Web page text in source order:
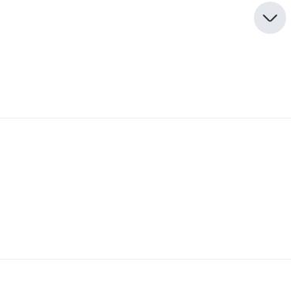
ای آی بگیرند. همچنین، اوربوفای ای آی با تکیه بر
برخوردار است که این امر می‌تواند به جذب بیشتر
اوربوفای ای آی منتقل می‌شود. پس اگر شما با